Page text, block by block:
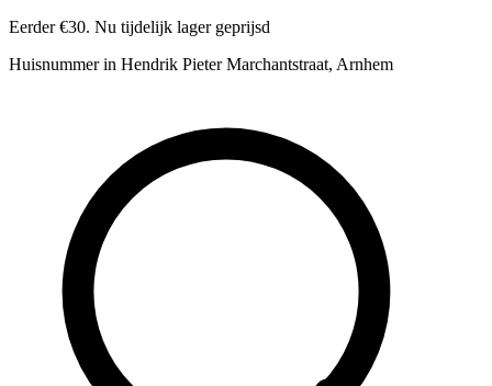
Eerder €30. Nu tijdelijk lager geprijsd
Huisnummer in Hendrik Pieter Marchantstraat, Arnhem